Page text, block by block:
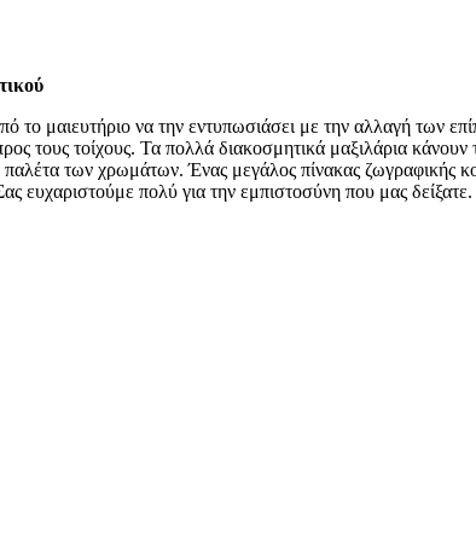
το μαιευτήριο να την εντυπωσιάσει με την αλλαγή των
τους τοίχους. Τα πολλά διακοσμητικά μαξιλάρια κάνουν
των χρωμάτων. Ένας μεγάλος πίνακας ζωγραφικής
ευχαριστούμε πολύ για την εμπιστοσύνη που μας